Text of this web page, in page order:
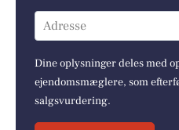
Adresse
Dine oplysninger deles med
ejendomsmæglere, som
salgsvurdering.